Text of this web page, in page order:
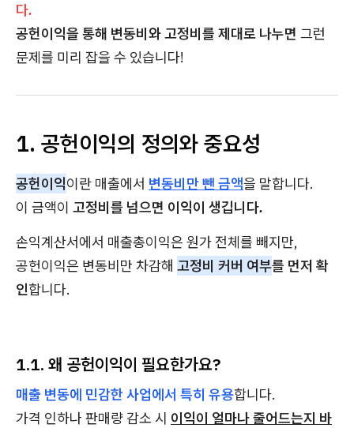
다.
공헌이익을 통해 변동비와 고정비를 제대로 나누면 그런
문제를 미리 잡을 수 있습니다!
1. 공헌이익의 정의와 중요성
공헌이익이란 매출에서 변동비만 뺀 금액을 말합니다.
이 금액이 고정비를 넘으면 이익이 생깁니다.
손익계산서에서 매출총이익은 원가 전체를 빼지만,
공헌이익은 변동비만 차감해 고정비 커버 여부를 먼저 확
인합니다.
1.1. 왜 공헌이익이 필요한가요?
매출 변동에 민감한 사업에서 특히 유용합니다.
가격 인하나 판매량 감소 시 이익이 얼마나 줄어드는지 바